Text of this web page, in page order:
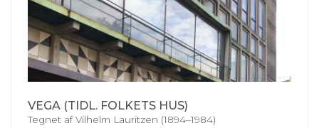
VEGA (TIDL. FOLKETS HUS)
Tegnet af Vilhelm Lauritzen (1894–1984)